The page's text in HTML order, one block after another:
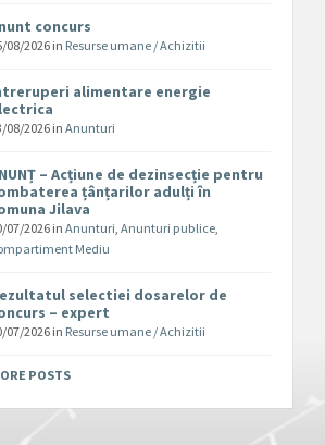
concurs
08/2026in Resurse umane / Achizitii
alimentare energie
08/2026inAnunturi
– Acțiune de dezinsecție pentru
țânțarilor adulți în
Jilava
07/2026 inAnunturi,Anunturi publice,
Mediu
selectiei dosarelor de
– expert
07/2026 in Resurse umane / Achizitii
POSTS